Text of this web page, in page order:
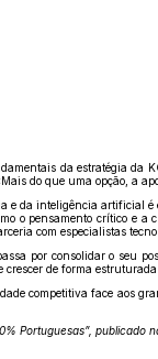
da estratégia da
do que uma opção, a
e da inteligência artificial
o pensamento crítico
com especialistas
por consolidar o seu
de forma
competitiva face aos
Portuguesas”, publicado